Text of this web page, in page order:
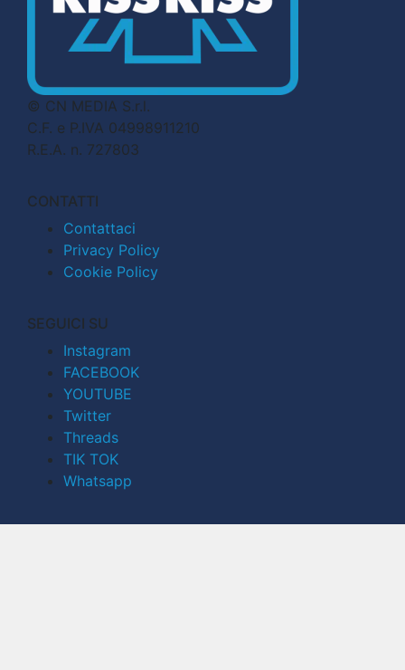
© CN MEDIA S.r.l.
C.F. e P.IVA 04998911210
R.E.A. n. 727803
CONTATTI
Contattaci
Privacy Policy
Cookie Policy
SEGUICI SU
Instagram
FACEBOOK
YOUTUBE
Twitter
Threads
TIK TOK
Whatsapp